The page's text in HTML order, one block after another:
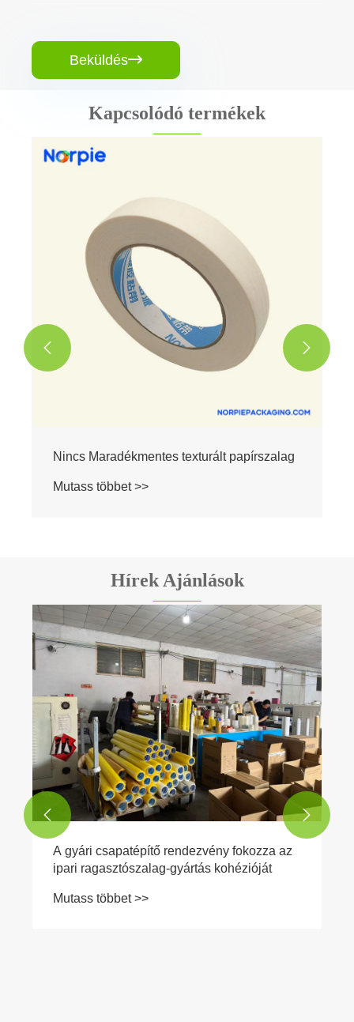
Beküldés
Kapcsolódó termékek
Mutass többet >>
 
Hírek Ajánlások
Kétoldalas szalag: A láthatatlan hős a
modern gyártásban és tervezésben
Mutass többet >>
 